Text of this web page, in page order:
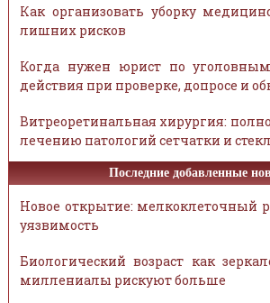
Как организовать уборку
лишних рисков
Когда нужен юрист по
действия при проверке, допросе и
Витреоретинальная хирургия:
лечению патологий сетчатки и
Последние добавленные
Новое открытие: мелкоклеточный
уязвимость
Биологический возраст как
миллениалы рискуют больше